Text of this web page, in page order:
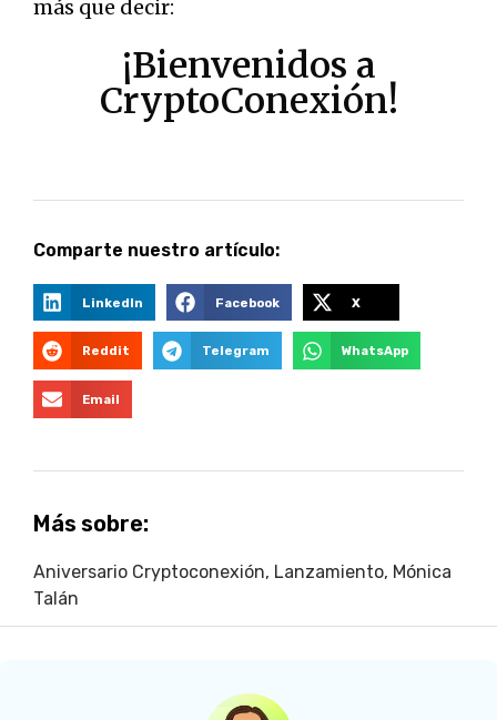
más que decir:
¡Bienvenidos a
CryptoConexión!
Comparte nuestro artículo:
LinkedIn Facebook X
Reddit Telegram WhatsApp
Email
Más sobre:
Aniversario Cryptoconexión, Lanzamiento, Mónica
Talán